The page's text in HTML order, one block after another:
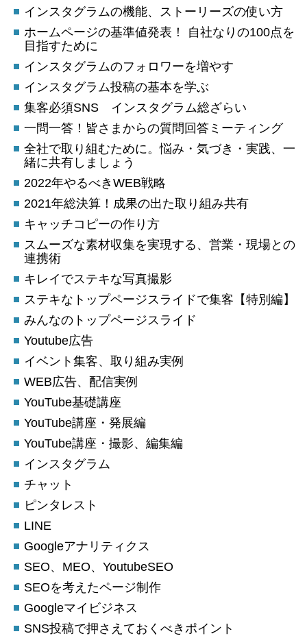
インスタグラムの機能、ストーリーズの使い方
ホームページの基準値発表！ 自社なりの100点を
目指すために
インスタグラムのフォロワーを増やす
インスタグラム投稿の基本を学ぶ
集客必須SNS インスタグラム総ざらい
一問一答！皆さまからの質問回答ミーティング
全社で取り組むために。悩み・気づき・実践、一
緒に共有しましょう
2022年やるべきWEB戦略
2021年総決算！成果の出た取り組み共有
キャッチコピーの作り方
スムーズな素材収集を実現する、営業・現場との
連携術
キレイでステキな写真撮影
ステキなトップページスライドで集客【特別編】
みんなのトップページスライド
Youtube広告
イベント集客、取り組み実例
WEB広告、配信実例
YouTube基礎講座
YouTube講座・発展編
YouTube講座・撮影、編集編
インスタグラム
チャット
ピンタレスト
LINE
Googleアナリティクス
SEO、MEO、YoutubeSEO
SEOを考えたページ制作
Googleマイビジネス
SNS投稿で押さえておくべきポイント